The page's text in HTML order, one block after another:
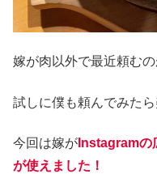
嫁が肉以外で最近頼む
試しに僕も頼んでみたら
今回は嫁が Instagramの
が使えました！